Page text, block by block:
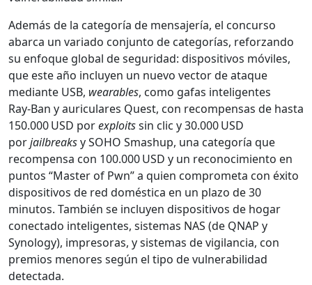
Además de la categoría de mensajería, el concurso
abarca un variado conjunto de categorías, reforzando
su enfoque global de seguridad: dispositivos móviles,
que este año incluyen un nuevo vector de ataque
mediante USB, wearables, como gafas inteligentes
Ray‑Ban y auriculares Quest, con recompensas de hasta
150.000 USD porexploitssin clic y 30.000 USD
porjailbreaksy SOHO Smashup, una categoría que
recompensa con 100.000 USD y un reconocimiento en
puntos “Master of Pwn” a quien comprometa con éxito
dispositivos de red doméstica en un plazo de 30
minutos. También se incluyen dispositivos de hogar
conectado inteligentes, sistemas NAS (de QNAP y
Synology), impresoras, y sistemas de vigilancia, con
premios menores según el tipo de vulnerabilidad
detectada.